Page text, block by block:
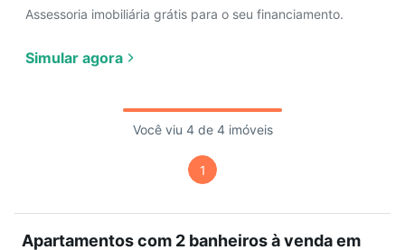
Assessoria imobiliária grátis para o seu financiamento.
Simular agora
Você viu 4 de 4 imóveis
1
Apartamentos com 2 banheiros à venda em